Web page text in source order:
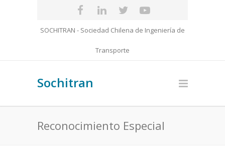
SOCHITRAN - Sociedad Chilena de Ingeniería de
Transporte
Sochitran
Reconocimiento Especial